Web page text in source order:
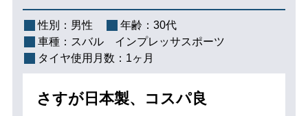
性別： 男性 年齢： 30代
車種： スバル インプレッサスポーツ
タイヤ使用月数： 1ヶ月
さすが日本製、コスパ良